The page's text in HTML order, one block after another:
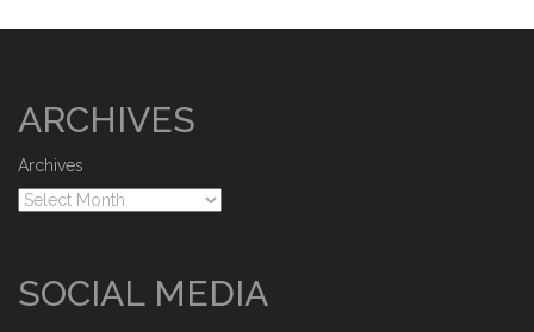
ARCHIVES
Archives
SOCIAL MEDIA